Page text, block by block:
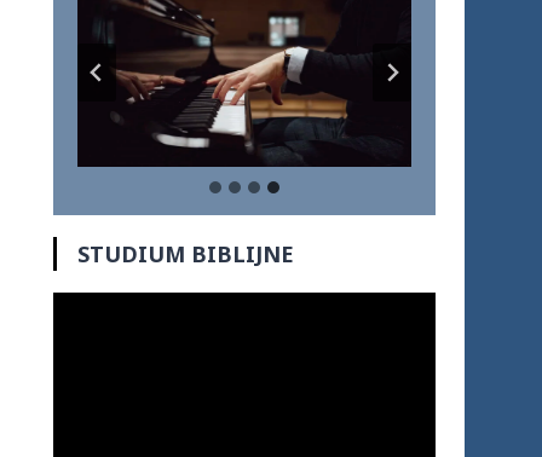
STUDIUM BIBLIJNE